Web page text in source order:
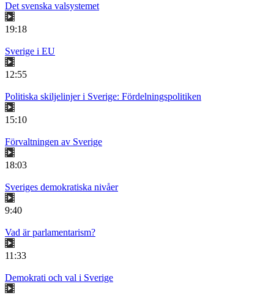
Det svenska valsystemet
19:18
Sverige i EU
12:55
Politiska skiljelinjer i Sverige: Fördelningspolitiken
15:10
Förvaltningen av Sverige
18:03
Sveriges demokratiska nivåer
9:40
Vad är parlamentarism?
11:33
Demokrati och val i Sverige